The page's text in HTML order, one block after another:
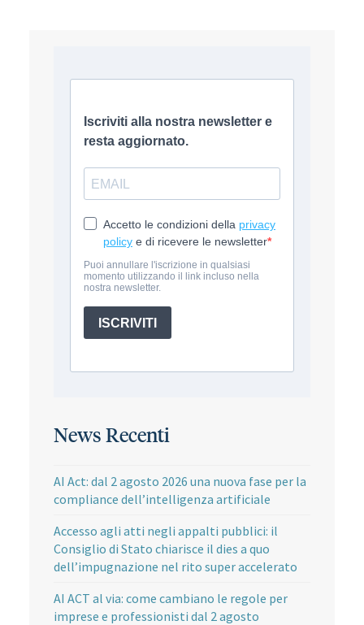
News Recenti
AI Act: dal 2 agosto 2026 una nuova fase per la
compliance dell’intelligenza artificiale
Accesso agli atti negli appalti pubblici: il
Consiglio di Stato chiarisce il dies a quo
dell’impugnazione nel rito super accelerato
AI ACT al via: come cambiano le regole per
imprese e professionisti dal 2 agosto